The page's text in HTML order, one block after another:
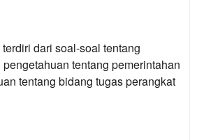
dari soal-soal tentang
tentang pemerintahan
tentang bidang tugas perangkat